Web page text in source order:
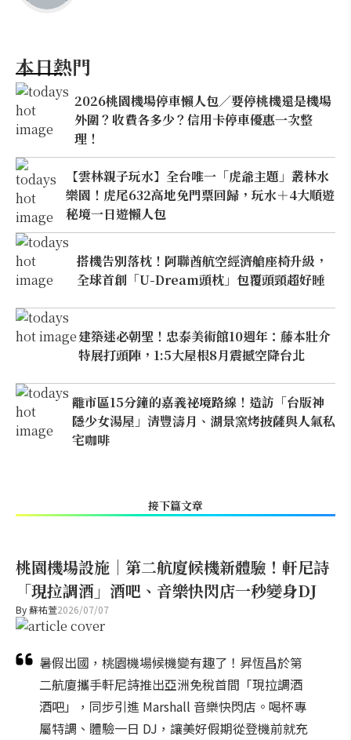
本日熱門
2026桃園機場停車懶人包／要停桃機還是機場
外圍？收費各多少？信用卡停車優惠一次整
理！
【雲林親子玩水】全台唯一「虎爺主題」叢林水
樂園！虎尾632高地免門票回歸，玩水＋4大順遊
秘境一日遊懶人包
搭機告別落枕！阿聯酋航空經濟艙座椅升級，
全球首創「U-Dream頭枕」包覆頭頸超好睡
建築迷必朝聖！忠泰美術館10週年：藤本壯介
特展打頭陣，1:5大屋根8月震撼空降台北
離市區15分鐘的嘉義祕境路線！造訪「台版神
隱少女湯屋」清豐濤月、湖景窯烤披薩與人氣私
宅咖啡
接下篇文章
桃園機場設施｜第二航廈候機新體驗！軒尼詩
「現拉調酒」酒吧、音樂快閃店一秒變身DJ
By蘇祐萱2026/07/07
暑假出國，桃園機場候機變有趣了！昇恆昌於第
二航廈攜手軒尼詩推出亞洲免稅首間「現拉調酒
酒吧」，同步引進 Marshall 音樂快閃店。喝杯專
屬特調、體驗一日 DJ，讓美好假期從登機前就充